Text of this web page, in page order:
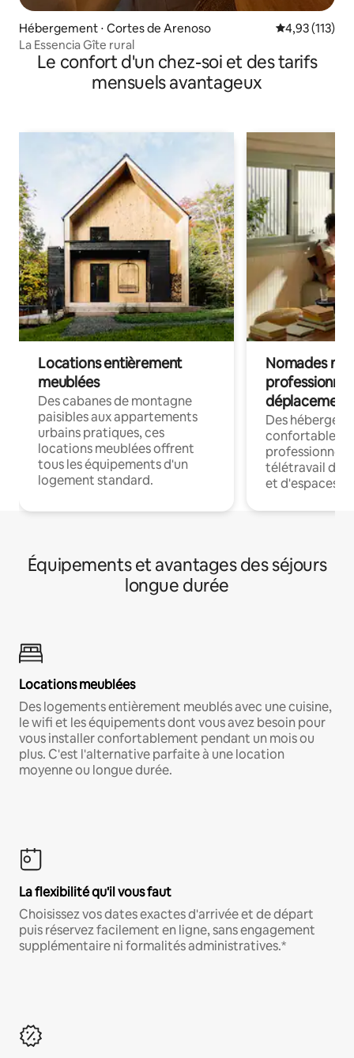
Hébergement ⋅ Cortes de Arenoso Évaluation
4,93 (113)
La Essencia Gîte rural
Le confort d'un chez-soi et des tarifs
mensuels avantageux
Locations entièrement
meublées
Des cabanes de montagne
paisibles aux appartements
urbains pratiques, ces
locations meublées offrent
tous les équipements d'un
logement standard.
Nomades
déplacement
Des
confortables
professionnels
télétravail
et d'espaces
Équipements et avantages des séjours
longue durée
Locations meublées
Des logements entièrement meublés avec une cuisine,
le wifi et les équipements dont vous avez besoin pour
vous installer confortablement pendant un mois ou
plus. C'est l'alternative parfaite à une location
moyenne ou longue durée.
La flexibilité qu'il vous faut
Choisissez vos dates exactes d'arrivée et de départ
puis réservez facilement en ligne, sans engagement
supplémentaire ni formalités administratives.*